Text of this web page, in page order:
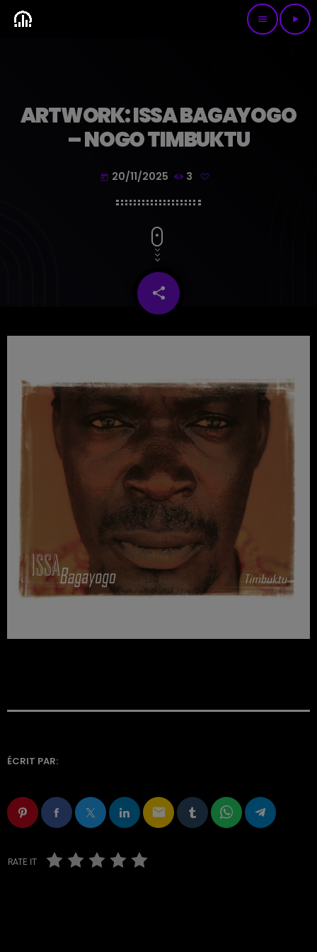
menu play_arrow
ARTWORK: ISSA BAGAYOGO
– NOGO TIMBUKTU
today 20/11/2025 3
share
email
ÉCRIT PAR:
email
RATE IT